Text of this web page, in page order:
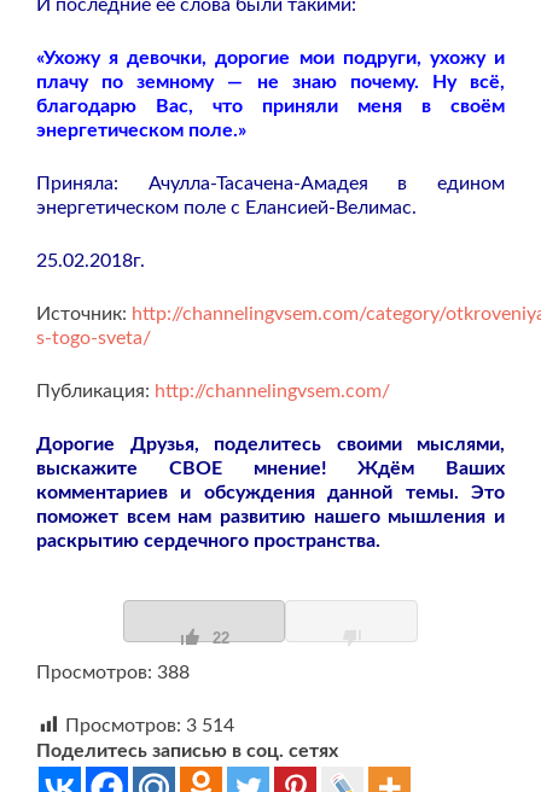
И последние её слова были такими:
«Ухожу я девочки, дорогие мои подруги, ухожу и
плачу по земному — не знаю почему. Ну всё,
благодарю Вас, что приняли меня в своём
энергетическом поле.»
Приняла: Ачулла-Тасачена-Амадея в едином
энергетическом поле с Елансией-Велимас.
25.02.2018г.
Источник: http://channelingvsem.com/category/
s-togo-sveta/
Публикация: http://channelingvsem.com/
Дорогие Друзья, поделитесь своими мыслями,
выскажите СВОЕ мнение! Ждём Ваших
комментариев и обсуждения данной темы. Это
поможет всем нам развитию нашего мышления и
раскрытию сердечного пространства.
22
Просмотров: 388
Просмотров: 3 514
Поделитесь записью в соц. сетях